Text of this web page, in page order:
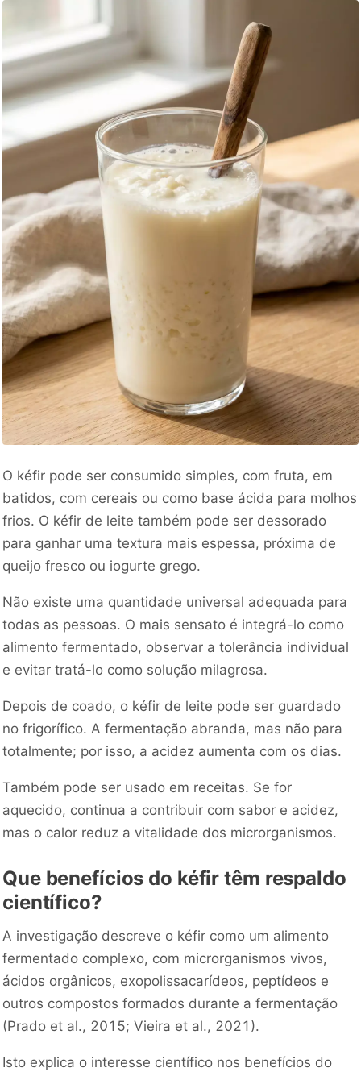
O kéfir pode ser consumido simples, com fruta, em
batidos, com cereais ou como base ácida para molhos
frios. O kéfir de leite também pode ser dessorado
para ganhar uma textura mais espessa, próxima de
queijo fresco ou iogurte grego.
Não existe uma quantidade universal adequada para
todas as pessoas. O mais sensato é integrá-lo como
alimento fermentado, observar a tolerância individual
e evitar tratá-lo como solução milagrosa.
Depois de coado, o kéfir de leite pode ser guardado
no frigorífico. A fermentação abranda, mas não para
totalmente; por isso, a acidez aumenta com os dias.
Também pode ser usado em receitas. Se for
aquecido, continua a contribuir com sabor e acidez,
mas o calor reduz a vitalidade dos microrganismos.
Que benefícios do kéfir têm respaldo
científico?
A investigação descreve o kéfir como um alimento
fermentado complexo, com microrganismos vivos,
ácidos orgânicos, exopolissacarídeos, peptídeos e
outros compostos formados durante a fermentação
(Prado et al., 2015; Vieira et al., 2021).
Isto explica o interesse científico nos benefícios do